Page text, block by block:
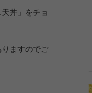
丼」をチョ
ますのでご